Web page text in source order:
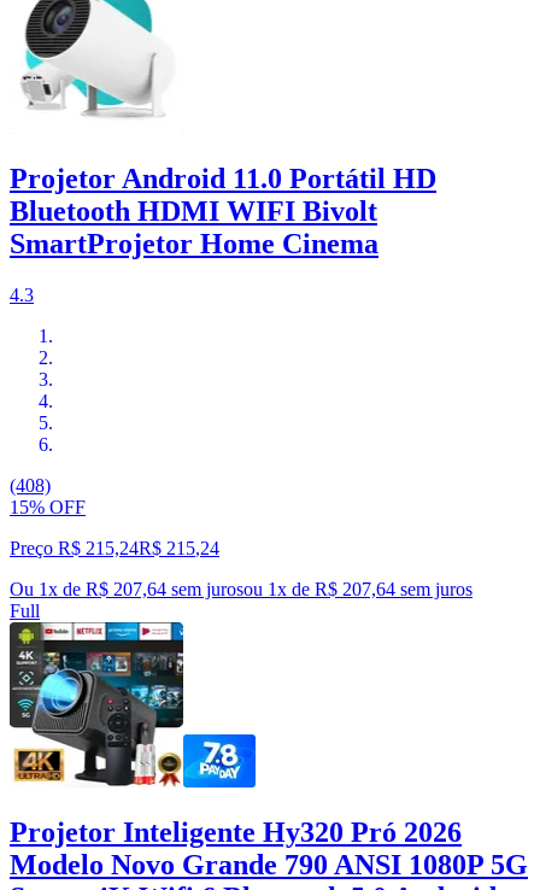
Projetor Android 11.0 Portátil HD
Bluetooth HDMI WIFI Bivolt
SmartProjetor Home Cinema
4.3
(408)
15% OFF
Preço R$ 215,24R$ 215,24
Ou 1x de R$ 207,64 sem jurosou 1x de R$ 207,64 sem juros
Full
Projetor Inteligente Hy320 Pró 2026
Modelo Novo Grande 790 ANSI 1080P 5G